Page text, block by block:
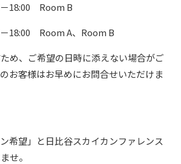
－18:00 Room B
18:00 Room A、Room B
め、ご希望の日時に添えない場合がご
お客様はお早めにお問合せいただけま
ン希望」と日比谷スカイカンファレンス
せ。